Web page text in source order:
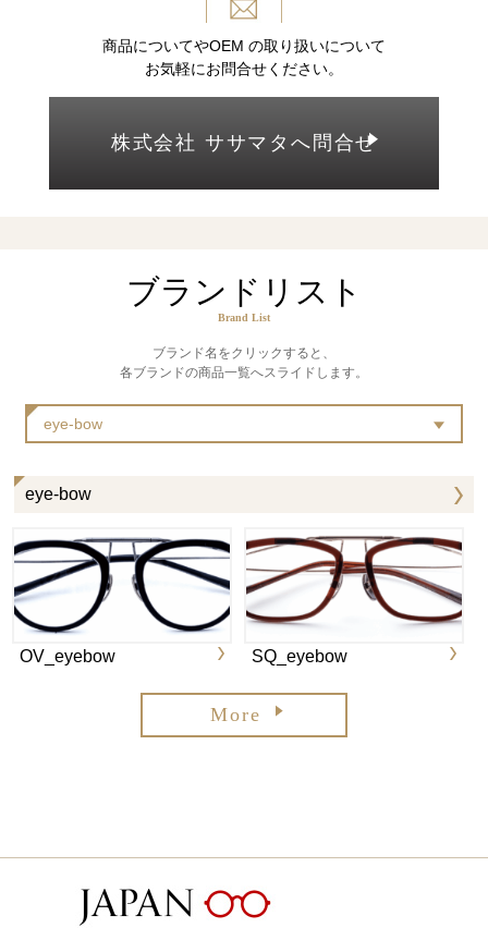
商品についてやOEM の取り扱いについて
お気軽にお問合せください。
株式会社 ササマタへ問合せ
ブランドリスト
Brand List
ブランド名をクリックすると、
各ブランドの商品一覧へスライドします。
eye-bow
eye-bow
OV_eyebow SQ_eyebow
More